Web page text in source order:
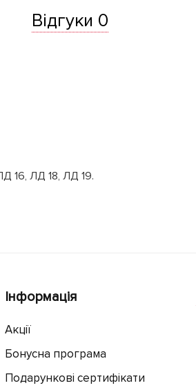
Відгуки 0
16, ЛД 18, ЛД 19.
Інформація
Акції
Бонусна програма
Подарункові сертифікати